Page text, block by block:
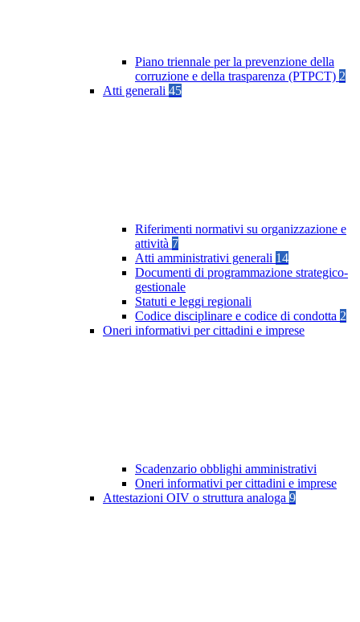
Piano triennale per la prevenzione della
corruzione e della trasparenza (PTPCT) 2
Atti generali 45
Riferimenti normativi su organizzazione e
attività 7
Atti amministrativi generali 14
Documenti di programmazione strategico-
gestionale
Statuti e leggi regionali
Codice disciplinare e codice di condotta 2
Oneri informativi per cittadini e imprese
Scadenzario obblighi amministrativi
Oneri informativi per cittadini e imprese
Attestazioni OIV o struttura analoga 9